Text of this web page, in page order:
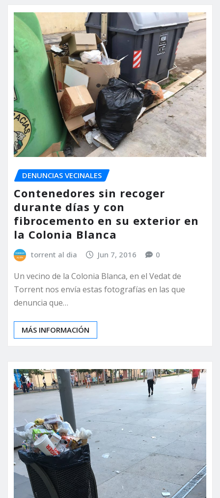
DENUNCIAS VECINALES
Contenedores sin recoger
durante días y con
fibrocemento en su exterior en
la Colonia Blanca
torrent al dia Jun 7, 2016 0
Un vecino de la Colonia Blanca, en el Vedat de
Torrent nos envía estas fotografías en las que
denuncia que…
MÁS INFORMACIÓN